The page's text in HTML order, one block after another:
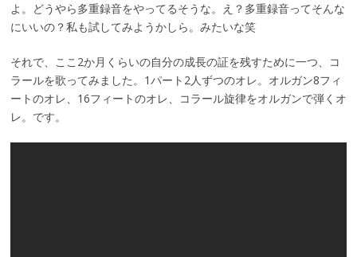
よ。どうやら多重録音をやってるそうな。え？多重録音ってそんな
にいいの？私も試してみようかしら。みたいな笑
それで、ここ2か月くらいの自分の成長の証を残すために一つ、コ
ラールを歌ってみました。1パート2人ずつのオレ。オルガン8フィ
ートのオレ、16フィートのオレ、コラール旋律をオルガンで弾くオ
レ。です。